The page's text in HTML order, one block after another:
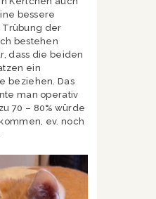
bessere
Trübung der
bestehen
dass die beiden
ein
beziehen. Das
man operativ
70 – 80% würde
ev. noch